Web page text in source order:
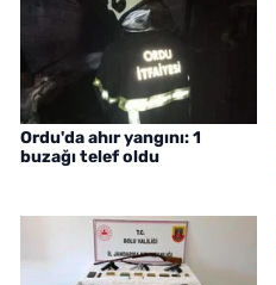
Ordu'da ahır yangını: 1
buzağı telef oldu